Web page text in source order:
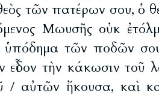
τῶν πατέρων σου, ὁ
Μωυσῆς οὐκ
ὑπόδημα τῶν ποδῶν
εἶδον τὴν κάκωσιν
/ αὐτῶν ἤκουσα, καὶ